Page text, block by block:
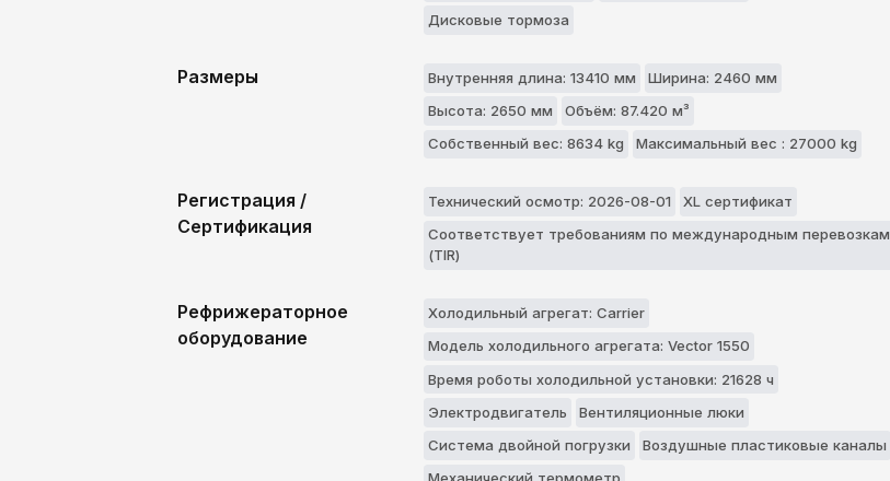
Дисковые тормоза
Размеры Внутренняя длина: 13410 мм
Ширина: 2460 мм
Высота: 2650 мм
Объём: 87.420 м³
Собственный вес: 8634 kg
Максимальный вес : 27000 kg
Регистрация /
Сертификация
Технический осмотр: 2026-08-01
XL сертификат
Соответствует требованиям по международным перевозкам
(TIR)
Рефрижераторное
оборудование
Холодильный агрегат: Carrier
Модель холодильного агрегата: Vector 1550
Время роботы холодильной установки: 21628 ч
Электродвигатель
Вентиляционные люки
Система двойной погрузки
Воздушные пластиковые каналы